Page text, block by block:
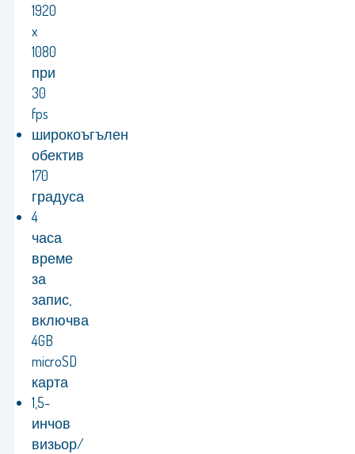
1920
x
1080
при
30
fps
широкоъгълен
обектив
170
градуса
4
часа
време
за
запис,
включва
4GB
microSD
карта
1,5-
инчов
визьор/